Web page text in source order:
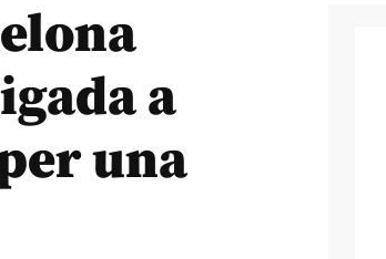
a
una